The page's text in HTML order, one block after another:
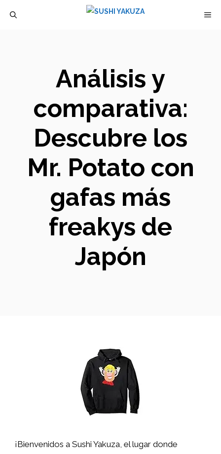
Análisis y
comparativa:
Descubre los
Mr. Potato con
gafas más
freakys de
Japón
¡Bienvenidos a Sushi Yakuza, el lugar donde